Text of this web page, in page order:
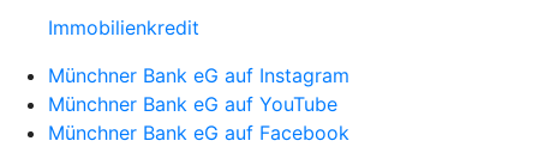
Immobilienkredit
Münchner Bank eG auf Instagram
Münchner Bank eG auf YouTube
Münchner Bank eG auf Facebook